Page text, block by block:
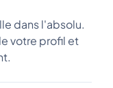
dans l'absolu.
votre profil et